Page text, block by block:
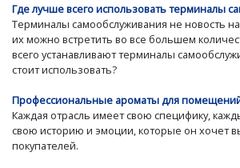
Где лучше всего использовать терминалы
Терминалы самообслуживания не новость
их можно встретить во все большем
всего устанавливают терминалы
стоит использовать?
Профессиональные ароматы для
Каждая отрасль имеет свою специфику,
свою историю и эмоции, которые он хочет
покупателей.